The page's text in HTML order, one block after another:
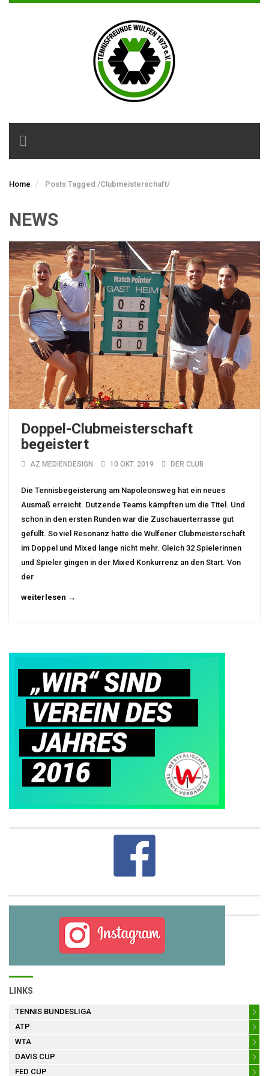
Toggle
navigation
Home Posts Tagged /Clubmeisterschaft/
NEWS
Doppel-Clubmeisterschaft
begeistert
AZ MEDIENDESIGN 10 OKT. 2019 DER CLUB
Die Tennisbegeisterung am Napoleonsweg hat ein neues
Ausmaß erreicht. Dutzende Teams kämpften um die Titel. Und
schon in den ersten Runden war die Zuschauerterrasse gut
gefüllt. So viel Resonanz hatte die Wulfener Clubmeisterschaft
im Doppel und Mixed lange nicht mehr. Gleich 32 Spielerinnen
und Spieler gingen in der Mixed Konkurrenz an den Start. Von
der
weiterlesen →
LINKS
TENNIS BUNDESLIGA
ATP
WTA
DAVIS CUP
FED CUP